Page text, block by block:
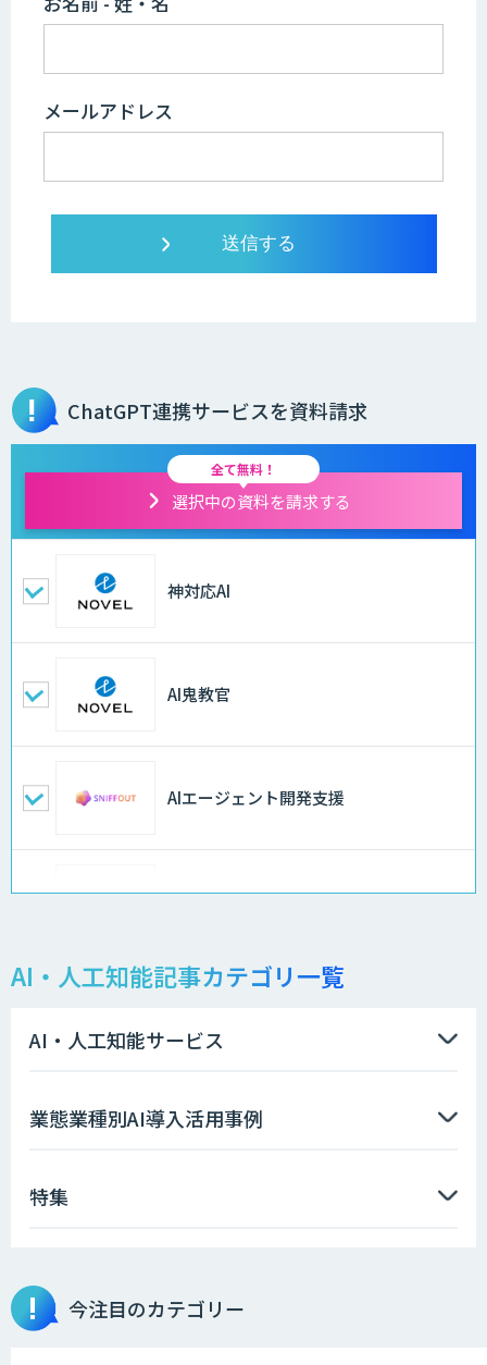
メールアドレス
ChatGPT連携サービスを資料請求
全て無料！
選択中の資料を請求する
神対応AI
AI鬼教官
AIエージェント開発支援
AI-BPO
Docify（ドシファイ）
ログミーツ powered by GPT-4
AI・人工知能記事カテゴリ一覧
AI・人工知能サービス
業態業種別AI導入活用事例
特集
今注目のカテゴリー